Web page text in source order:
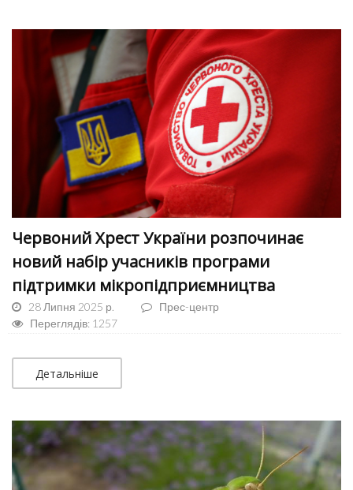
Червоний Хрест України розпочинає
новий набір учасників програми
підтримки мікропідприємництва
28 Липня 2025 р.
Прес-центр
Переглядів: 1257
Детальніше